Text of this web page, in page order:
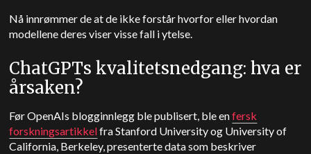
Nå innrømmer de at de ikke forstår hvorfor eller hvordan
modellene deres viser visse fall i ytelse.
ChatGPTs kvalitetsnedgang: hva er
årsaken?
Før OpenAIs blogginnlegg ble publisert, ble enfersk
forskningsartikkelfra Stanford University og University of
California, Berkeley, presenterte data som beskriver